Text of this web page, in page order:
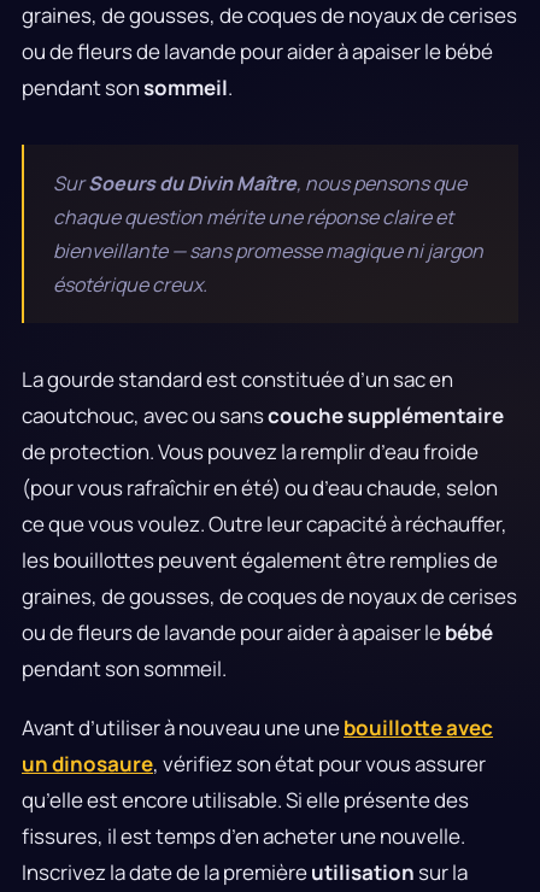
graines, de gousses, de coques de noyaux de cerises
ou de fleurs de lavande pour aider à apaiser le bébé
pendant sonsommeil.
SurSoeurs du Divin Maître, nous pensons que
chaque question mérite une réponse claire et
bienveillante — sans promesse magique ni jargon
ésotérique creux.
La gourde standard est constituée d’un sac en
caoutchouc, avec ou sanscouche supplémentaire
de protection. Vous pouvez la remplir d’eau froide
(pour vous rafraîchir en été) ou d’eau chaude, selon
ce que vous voulez. Outre leur capacité à réchauffer,
les bouillottes peuvent également être remplies de
graines, de gousses, de coques de noyaux de cerises
ou de fleurs de lavande pour aider à apaiser lebébé
pendant son sommeil.
Avant d’utiliser à nouveau une unebouillotte avec
un dinosaure, vérifiez son état pour vous assurer
qu’elle est encore utilisable. Si elle présente des
fissures, il est temps d’en acheter une nouvelle.
Inscrivez la date de la premièreutilisation sur la